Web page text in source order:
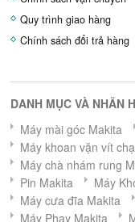
Quy trình giao hàng
Chính sách đổi trả hàng
DANH MỤC VÀ NHÃN
Máy mài góc Makita
Máy khoan vặn vít
Máy chà nhám rung
Pin Makita
Máy
Máy cưa đĩa Makita
Máy Phay Makita